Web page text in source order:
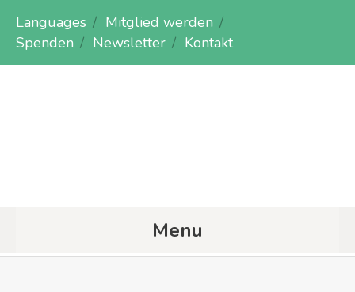
Languages
Mitglied werden
Spenden
Newsletter Kontakt
Menu